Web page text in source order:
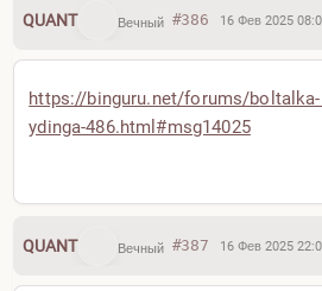
QUANT Вечный #386 16 Фев 2025
https://binguru.net/forums/b
ydinga-486.html#msg14025
QUANT Вечный #387 16 Фев 2025